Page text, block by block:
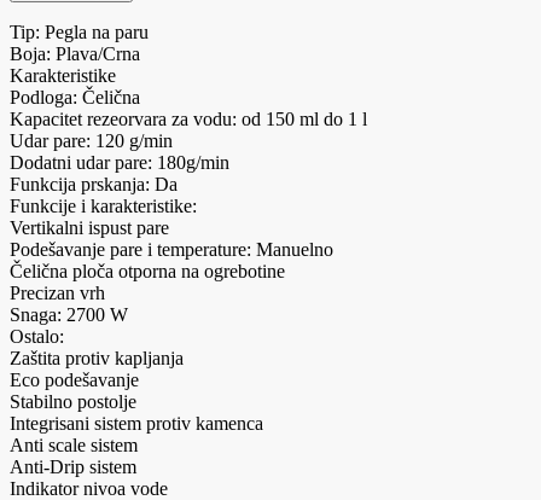
Tip: Pegla na paru
Boja: Plava/Crna
Karakteristike
Podloga: Čelična
Kapacitet rezeorvara za vodu: od 150 ml do 1 l
Udar pare: 120 g/min
Dodatni udar pare: 180g/min
Funkcija prskanja: Da
Funkcije i karakteristike:
Vertikalni ispust pare
Podešavanje pare i temperature: Manuelno
Čelična ploča otporna na ogrebotine
Precizan vrh
Snaga: 2700 W
Ostalo:
Zaštita protiv kapljanja
Eco podešavanje
Stabilno postolje
Integrisani sistem protiv kamenca
Anti scale sistem
Anti-Drip sistem
Indikator nivoa vode